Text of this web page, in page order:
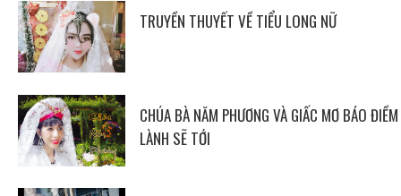
TRUYỀN THUYẾT VỀ TIỂU LONG NỮ
CHÚA BÀ NĂM PHƯƠNG VÀ GIẤC MƠ BÁO ĐIỀM
LÀNH SẼ TỚI